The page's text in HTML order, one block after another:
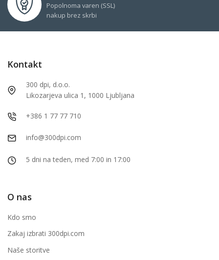
Popolnoma varen (SSL)
nakup brez skrbi
Kontakt
300 dpi, d.o.o.
Likozarjeva ulica 1, 1000 Ljubljana
+386 1 77 77 710
info@300dpi.com
5 dni na teden, med 7:00 in 17:00
O nas
Kdo smo
Zakaj izbrati 300dpi.com
Naše storitve